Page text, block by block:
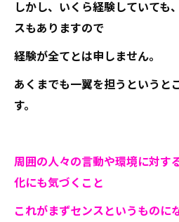
しかし、いくら経験していても
スもありますので
経験が全てとは申しません。
あくまでも一翼を担うというと
す。
周囲の人々の言動や環境に対す
化にも気づくこと
これがまずセンスというものに